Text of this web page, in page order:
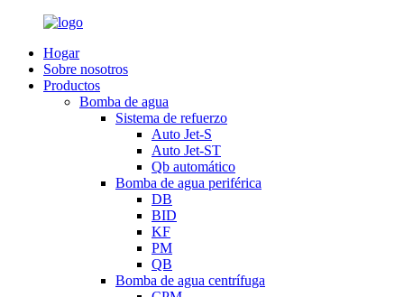
Hogar
Sobre nosotros
Productos
Bomba de agua
Sistema de refuerzo
Auto Jet-S
Auto Jet-ST
Qb automático
Bomba de agua periférica
DB
BID
KF
PM
QB
Bomba de agua centrífuga